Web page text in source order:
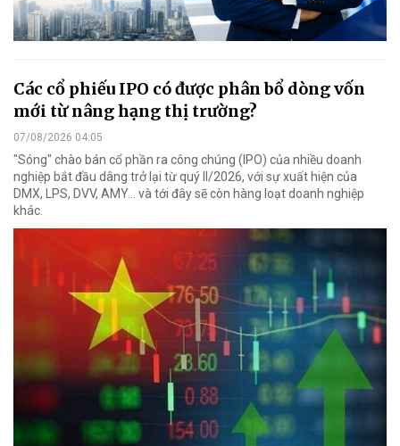
Các cổ phiếu IPO có được phân bổ dòng vốn
mới từ nâng hạng thị trường?
07/08/2026 04:05
"Sóng" chào bán cổ phần ra công chúng (IPO) của nhiều doanh
nghiệp bắt đầu dâng trở lại từ quý II/2026, với sự xuất hiện của
DMX, LPS, DVV, AMY... và tới đây sẽ còn hàng loạt doanh nghiệp
khác.